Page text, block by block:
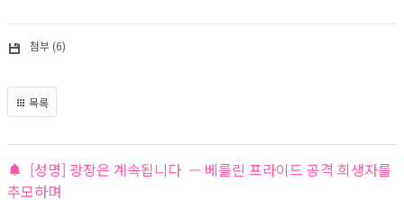
첨부 (6)
목록
[성명] 광장은 계속됩니다 — 베를린 프라이드 공격 희생자를
추모하며